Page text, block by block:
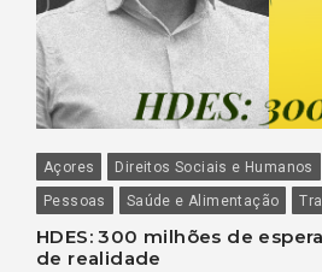
Açores Direitos Sociais e Humanos
Pessoas
Saúde e Alimentação
HDES: 300 milhões de
de realidade